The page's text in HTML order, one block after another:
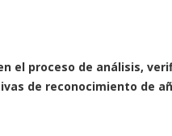
el proceso de análisis,
de reconocimiento de